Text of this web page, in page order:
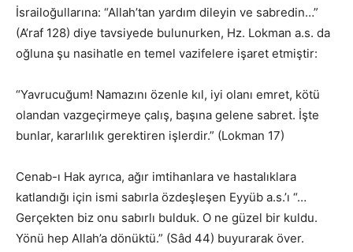
İsrailoğullarına: “Allah’tan yardım dileyin ve sabredin…”
(A’raf 128) diye tavsiyede bulunurken, Hz. Lokman a.s. da
oğluna şu nasihatle en temel vazifelere işaret etmiştir:
“Yavrucuğum! Namazını özenle kıl, iyi olanı emret, kötü
olandan vazgeçirmeye çalış, başına gelene sabret. İşte
bunlar, kararlılık gerektiren işlerdir.” (Lokman 17)
Cenab-ı Hak ayrıca, ağır imtihanlara ve hastalıklara
katlandığı için ismi sabırla özdeşleşen Eyyüb a.s.’ı “…
Gerçekten biz onu sabırlı bulduk. O ne güzel bir kuldu.
Yönü hep Allah’a dönüktü.” (Sâd 44) buyurarak över.